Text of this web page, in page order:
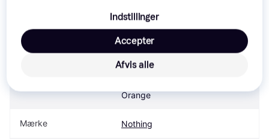
Specifikationer
Produkt
Orange
Mærke Nothing
Indstillinger
Afvis alle
Accepter